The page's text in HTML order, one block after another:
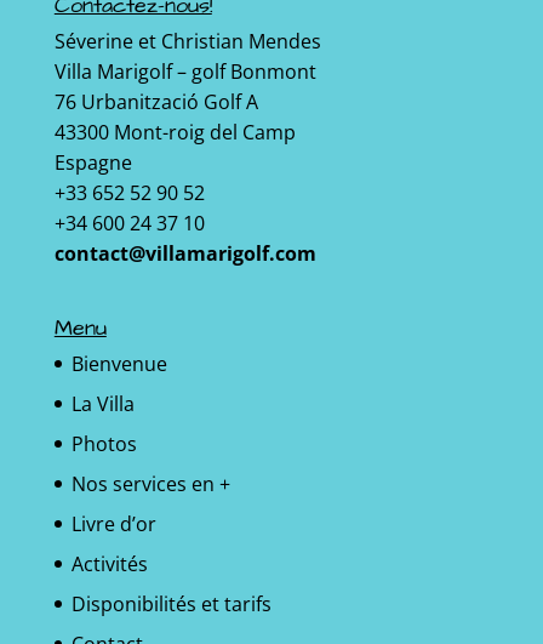
Séverine et Christian Mendes
Villa Marigolf – golf Bonmont
76 Urbanització Golf A
43300 Mont-roig del Camp
Espagne
+33 652 52 90 52
+34 600 24 37 10
contact@villamarigolf.com
Menu
Bienvenue
La Villa
Photos
Nos services en +
Livre d’or
Activités
Disponibilités et tarifs